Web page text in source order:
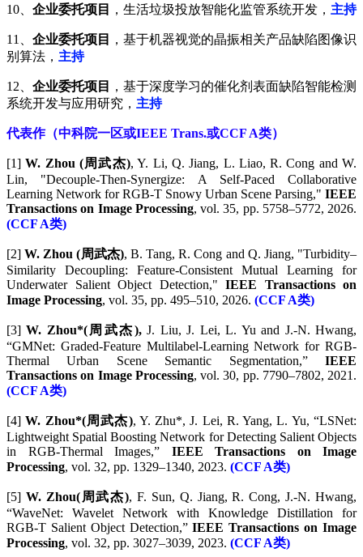
10、 企业委托项目 ，生活垃圾投放智能化监管系统开发， 主持
11、 企业委托项目
，基于机器视觉的晶振相关产品缺陷图像识
别算法， 主持
12、 企业委托项目
，基于深度学习的催化剂表面缺陷智能检测
系统开发与应用研究， 主持
代表作（中科院一区或IEEE Trans.或CCF A类）
[1]W. Zhou (周武杰), Y. Li, Q. Jiang, L. Liao, R. Cong and W.
Lin, "Decouple-Then-Synergize: A Self-Paced Collaborative
Learning Network for RGB-T Snowy Urban Scene Parsing," IEEE
Transactions on Image Processing, vol. 35, pp. 5758–5772, 2026.
(CCF A类)
[2]W. Zhou (周武杰), B. Tang, R. Cong and Q. Jiang, "Turbidity–
Similarity Decoupling: Feature-Consistent Mutual Learning for
Underwater Salient Object Detection," IEEE Transactions on
Image Processing, vol. 35, pp. 495–510, 2026. (CCF A类)
[3]W. Zhou*(周武杰),J. Liu, J. Lei, L. Yu and J.-N. Hwang,
“GMNet: Graded-Feature Multilabel-Learning Network for RGB-
Thermal Urban Scene Semantic Segmentation,”IEEE
Transactions on Image Processing, vol. 30, pp. 7790–7802, 2021.
(CCF A类)
[4]W. Zhou*(周武杰), Y. Zhu*, J. Lei, R. Yang, L. Yu, “LSNet:
Lightweight Spatial Boosting Network for Detecting Salient Objects
in RGB-Thermal Images,” IEEE Transactions on Image
Processing, vol. 32, pp. 1329–1340, 2023. (CCF A类)
[5] W. Zhou(周武杰), F. Sun, Q. Jiang, R. Cong, J.-N. Hwang,
“WaveNet: Wavelet Network with Knowledge Distillation for
RGB-T Salient Object Detection,”IEEE Transactions on Image
Processing, vol. 32, pp. 3027–3039, 2023. (CCF A类)